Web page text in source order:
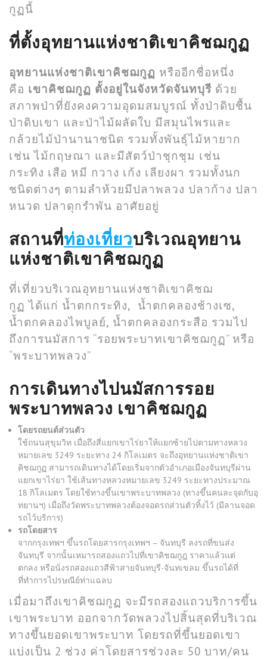
กูฏนี้
ที่ตั้งอุทยานแห่งชาติเขาคิชฌกูฏ
อุทยานแห่งชาติเขาคิชฌกูฏ หรืออีกชื่อหนึ่ง
คือ เขาคิชฌกูฏ ตั้งอยู่ในจังหวัดจันทบุรี ด้วย
สภาพป่าที่ยังคงความอุดมสมบูรณ์ ทั้งป่าดิบชื้น
ป่าดิบเขา และป่าไม้ผลัดใบ มีสมุนไพรและ
กล้วยไม้ป่านานาชนิด รวมทั้งพันธุ์ไม้หายาก
เช่น ไม้กฤษณา และมีสัตว์ป่าชุกชุม เช่น
กระทิง เสือ หมี กวาง เก้ง เลียงผา รวมทั้งนก
ชนิดต่างๆ ตามลำห้วยมีปลาพลวง ปลาก้าง ปลา
หนวด ปลาดุกรำพัน อาศัยอยู่
สถานที่ท่องเที่ยวบริเวณอุทยาน
แห่งชาติเขาคิชฌกูฏ
ที่เที่ยวบริเวณอุทยานแห่งชาติเขาคิชฌ
กูฏ ได้แก่ น้ำตกกระทิง, น้ำตกคลองช้างเซ,
น้ำตกคลองไพบูลย์, น้ำตกคลองกระสือ รวมไป
ถึงการนมัสการ “รอยพระบาทเขาคิชฌกูฏ” หรือ
“พระบาทพลวง”
การเดินทางไปนมัสการรอย
พระบาทพลวง เขาคิชฌกูฏ
โดยรถยนต์ส่วนตัว
ใช้ถนนสุขุมวิท เมื่อถึงสี่แยกเขาไร่ยาให้แยกซ้ายไปตามทางหลวง
หมายเลข 3249 ระยะทาง 24 กิโลเมตร จะถึงอุทยานแห่งชาติเขา
คิชฌกูฏ สามารถเดินทางได้โดยเริ่มจากตัวอำเภอเมืองจันทบุรีผ่าน
แยกเขาไร่ยา ใช้เส้นทางหลวงหมายเลข 3249 ระยะทางประมาณ
18 กิโลเมตร โดยใช้ทางขึ้นเขาพระบาทพลวง (ทางขึ้นคนละจุดกับอุ
ทยานฯ) เมื่อถึงวัดพระบาทพลวงต้องจอดรถส่วนตัวทิ้งไว้ (มีลานจอด
รถไว้บริการ)
รถโดยสาร
จากกรุงเทพฯ ขึ้นรถโดยสารกรุงเทพฯ – จันทบุรี ลงรถที่ขนส่ง
จันทบุรี จากนั้นเหมารถสองแถวไปที่เขาคิชฌกูฎ ราคาแล้วแต่
ตกลง หรือนั่งรถสองแถวสีฟ้าสายจันทบุรี-จันทเขลม ขึ้นรถได้ที่
ที่ทำการไปรษณีย์ท่าแฉลบ
เมื่อมาถึงเขาคิชฌกูฏ จะมีรถสองแถวบริการขึ้น
เขาพระบาท ออกจากวัดพลวงไปสิ้นสุดที่บริเวณ
ทางขึ้นยอดเขาพระบาท โดยรถที่ขึ้นยอดเขา
แบ่งเป็น 2 ช่วง ค่าโดยสารช่วงละ 50 บาท/คน